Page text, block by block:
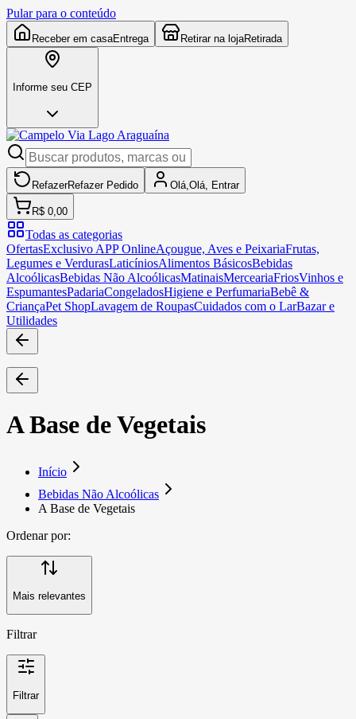
Pular para o conteúdo
Receber em casaEntrega Retirar na lojaRetirada
Informe seu CEP
RefazerRefazer Pedido Olá, Olá, Entrar
R$ 0,00
Todas as categorias
OfertasExclusivo APP OnlineAçougue, Aves e PeixariaFrutas,
Legumes e VerdurasLaticíniosAlimentos BásicosBebidas
AlcoólicasBebidas Não AlcoólicasMatinaisMerceariaFriosVinhos e
EspumantesPadariaCongeladosHigiene e PerfumariaBebê &
CriançaPet ShopLavagem de RoupasCuidados com o LarBazar e
Utilidades
A Base de Vegetais
Início
Bebidas Não Alcoólicas
A Base de Vegetais
Ordenar por:
Mais relevantes
Filtrar
Filtrar